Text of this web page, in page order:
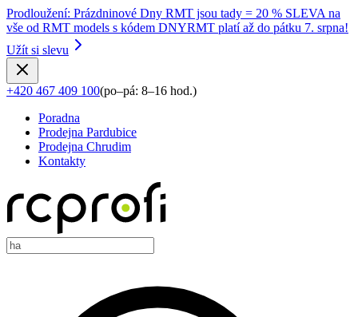
Prodloužení: Prázdninové Dny RMT jsou tady = 20 % SLEVA na
vše od RMT models s kódem DNYRMT platí až do pátku 7. srpna!
Užít si slevu
+420 467 409 100(po–pá: 8–16 hod.)
Poradna
Prodejna Pardubice
Prodejna Chrudim
Kontakty